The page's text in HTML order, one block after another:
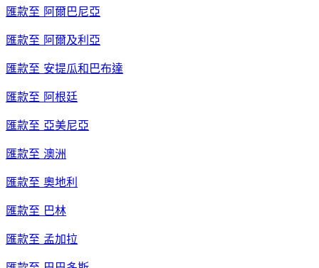
匯款至 阿爾巴尼亞
匯款至 阿爾及利亞
匯款至 安提瓜和巴布達
匯款至 阿根廷
匯款至 亞美尼亞
匯款至 澳洲
匯款至 奧地利
匯款至 巴林
匯款至 孟加拉